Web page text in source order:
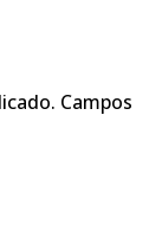
Campos